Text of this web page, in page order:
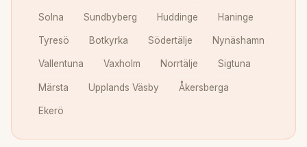
Solna Sundbyberg Huddinge Haninge
Tyresö Botkyrka Södertälje Nynäshamn
Vallentuna Vaxholm Norrtälje Sigtuna
Märsta Upplands Väsby Åkersberga
Ekerö